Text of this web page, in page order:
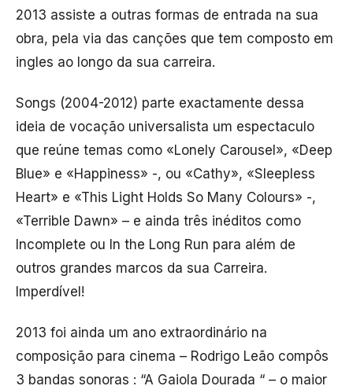
2013 assiste a outras formas de entrada na sua
obra, pela via das canções que tem composto em
ingles ao longo da sua carreira.
Songs (2004-2012) parte exactamente dessa
ideia de vocação universalista um espectaculo
que reúne temas como «Lonely Carousel», «Deep
Blue» e «Happiness» -, ou «Cathy», «Sleepless
Heart» e «This Light Holds So Many Colours» -,
«Terrible Dawn» – e ainda três inéditos como
Incomplete ou In the Long Run para além de
outros grandes marcos da sua Carreira.
Imperdível!
2013 foi ainda um ano extraordinário na
composição para cinema – Rodrigo Leão compôs
3 bandas sonoras : “A Gaiola Dourada “ – o maior